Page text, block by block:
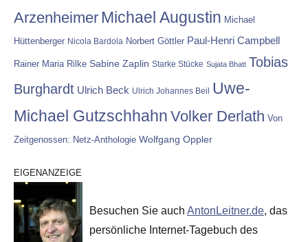
Arzenheimer Michael Augustin Michael
Hüttenberger Nicola Bardola Norbert Göttler Paul-Henri Campbell
Rainer Maria Rilke Sabine Zaplin Starke Stücke Sujata Bhatt Tobias
Burghardt Ulrich Beck Ulrich Johannes Beil Uwe-
Michael Gutzschhahn Volker Derlath Von
Zeitgenossen: Netz-Anthologie Wolfgang Oppler
EIGENANZEIGE
Besuchen Sie auch AntonLeitner.de, das
persönliche Internet-Tagebuch des